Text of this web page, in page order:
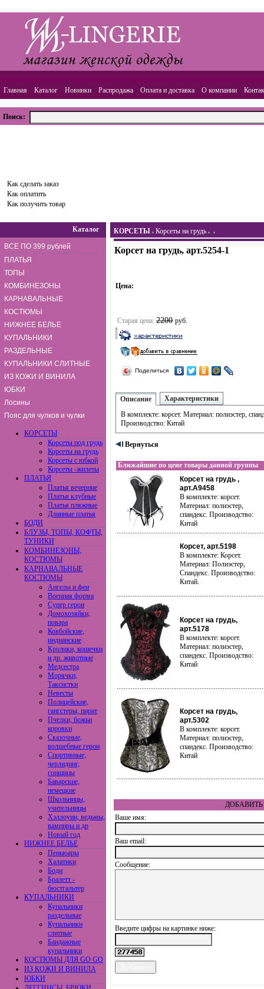
Главная Каталог Новинки Распродажа Оплата и доставка О компании
Поиск:
Как сделать заказ
Как оплатить
Как получить товар
Каталог
ВСЕ ПО 399 рублей
ПЛАТЬЯ
ТОПЫ
КОМБИНЕЗОНЫ
КАРНАВАЛЬНЫЕ
КОСТЮМЫ
НИЖНЕЕ БЕЛЬЕ
КУПАЛЬНИКИ
РАЗДЕЛЬНЫЕ
КУПАЛЬНИКИ СЛИТНЫЕ
ИЗ КОЖИ И ВИНИЛА
ЮБКИ
Лосины
Пояс для чулков и чулки
КОРСЕТЫ
Корсеты под грудь
Корсеты на грудь
Корсеты с юбкой
Корсеты -жилеты
ПЛАТЬЯ
Платья вечерние
Платья клубные
Платья пляжные
Длинные платья
БОДИ
БЛУЗЫ, ТОПЫ, КОФТЫ,
ТУНИКИ
КОМБИНЕЗОНЫ,
КОСТЮМЫ
КАРНАВАЛЬНЫЕ
КОСТЮМЫ
Ангелы и феи
Военная форма
Супер герои
Домохозяйки,
повара
Ковбойские,
индианские
Кролики, кошечки
и др. животные
Медсестра
Морячки,
Таксистки
Невесты
Полицейские,
гангстеры, пират
Пчелки, божьи
коровки
Сказочные,
волшебные герои
Спортивные,
черлидинг,
гонщицы
Баварские,
немецкие
Школьницы,
учительницы
Хэллоуин, ведьмы,
вампиры и др
Новый год
НИЖНЕЕ БЕЛЬЕ
Пеньюары
Халатики
Боди
Бралетт -
бюстгальтер
КУПАЛЬНИКИ
Купальники
раздельные
Купальники
слитные
Бандажные
купальники
КОСТЮМЫ ДЛЯ GO GO
ИЗ КОЖИ И ВИНИЛА
ЮБКИ
КОРСЕТЫ Корсеты на грудь
Корсет на грудь, арт.5254-1
Цена:
Старая цена: 2200 руб.
Поделиться
Описание
Характеристики
В комплекте: корсет. Материал: полиэстер,
Производство: Китай
Вернуться
Ближайшие по цене товары данной группы
Корсет на грудь ,
арт.A9458
В комплекте: корсет.
Материал: полиэстер,
спандекс. Производство:
Китай
Корсет, арт.5198
В комплекте: Корсет.
Материал: Полиэстер,
Спандекс. Производство:
Китай.
Корсет на грудь,
арт.5178
В комплекте: корсет.
Материал: полиэстер,
спандекс. Производство:
Китай
Корсет на грудь,
арт.5302
В комплекте: корсет.
Материал: полиэстер,
спандекс. Производство:
Китай
ДОБАВИТЬ
Ваше имя:
Ваш еmail:
Сообщение:
Введите цифры на картинке ниже: